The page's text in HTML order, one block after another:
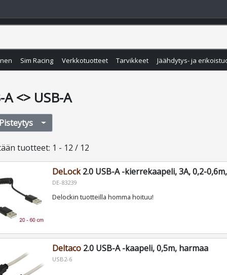
Sim Racing Verkkotuotteet Tarvikkeet Jäähdytys- ja
A <> USB-A
tuotteet: 1 - 12 / 12
DeLock2.0 USB-A -kierrekaapeli, 3A, 0,2-
DE-83239
Delockin tuotteilla homma hoituu!
Deltaco2.0 USB-A -kaapeli, 0,5m, harmaa
USB2-6